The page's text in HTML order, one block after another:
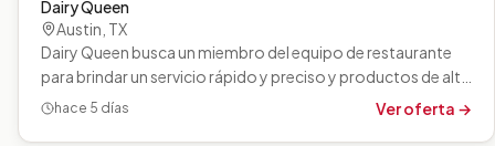
Dairy Queen
Austin TX
Dairy Queen busca un miembro del equipo de restaurante
para brindar un servicio rápido y preciso y productos de alta
calidad manteniendo la…
hace 5 días Ver oferta →